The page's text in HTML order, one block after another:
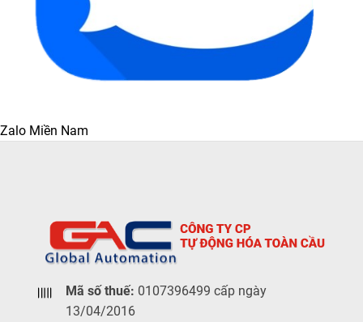
Zalo Miền Nam
Mã số thuế: 0107396499 cấp ngày
13/04/2016